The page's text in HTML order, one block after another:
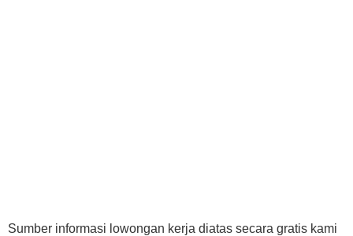
Sumber informasi lowongan kerja diatas secara gratis kami